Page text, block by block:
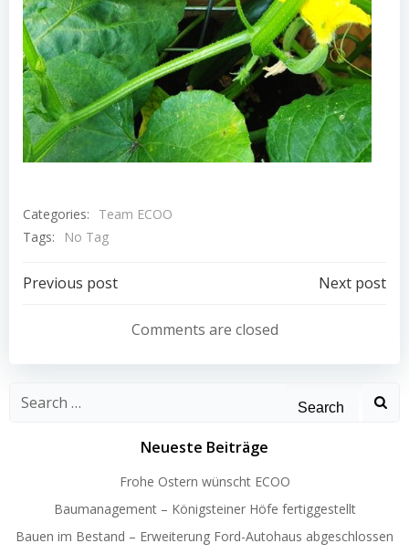
Categories:
Team ECOO
Tags:
No Tag
Post
navigation
Previous post
navigation
Next post
Comments are closed
Search
Neueste Beiträge
Frohe Ostern wünscht ECOO
Baumanagement – Königsteiner Höfe fertiggestellt
Bauen im Bestand – Erweiterung Ford-Autohaus abgeschlossen